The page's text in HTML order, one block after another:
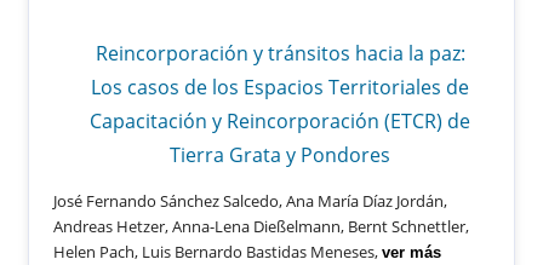
Reincorporación y tránsitos hacia la paz:
Los casos de los Espacios Territoriales de
Capacitación y Reincorporación (ETCR) de
Tierra Grata y Pondores
José Fernando Sánchez Salcedo, Ana María Díaz Jordán,
Andreas Hetzer, Anna-Lena Dießelmann, Bernt Schnettler,
Helen Pach, Luis Bernardo Bastidas Meneses,ver más